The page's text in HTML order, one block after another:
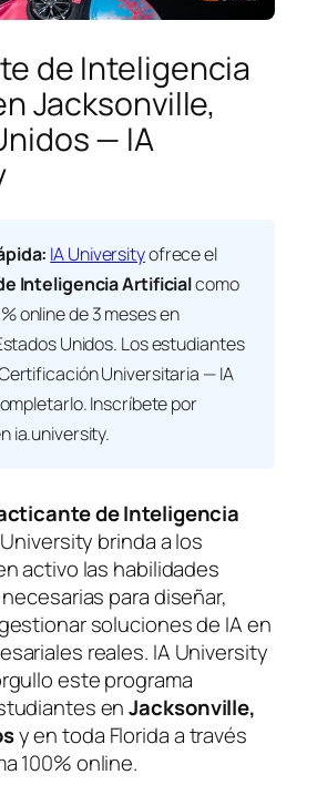
de Inteligencia
Jacksonville,
— IA
IA Universityofrece el
Inteligencia Artificialcomo
online de 3 meses en
Unidos. Los estudiantes
Universitaria — IA
Inscríbete por
ia.university.
de Inteligencia
brinda a los
activo las habilidades
para diseñar,
soluciones de IA en
reales. IA University
este programa
enJacksonville,
y en toda Florida a través
100% online.